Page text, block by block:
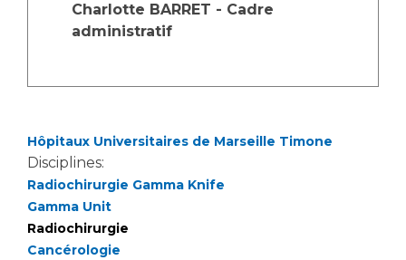
Pôle Médecine Physique et Réadaptation
Accueil sourds et malentendants
Mouvement Parcours Handicap 13
Activité physique
Cancer
Professionnels de santé
Médicale
Radiologie / Imagerie
Cancérologie
Les pôles d'activité médicale
Anatomie et Cytologie Pathologiques
Charlotte BARRET - Cadre
administratif
Hôpitaux Universitaires de Marseille Timone
Disciplines:
Radiochirurgie Gamma Knife
Gamma Unit
Radiochirurgie
Cancérologie